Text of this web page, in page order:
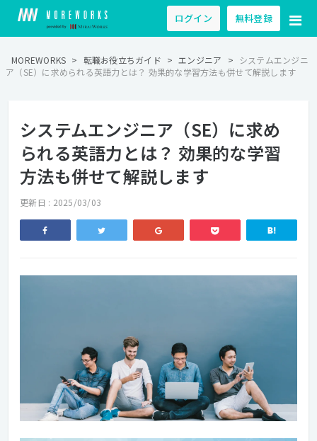
ログイン 無料登録
MOREWORKS > 転職お役立ちガイド > エンジニア > システムエンジニ
ア（SE）に求められる英語力とは？ 効果的な学習方法も併せて解説します
システムエンジニア（SE）に求め
られる英語力とは？ 効果的な学習
方法も併せて解説します
更新日 : 2025/03/03